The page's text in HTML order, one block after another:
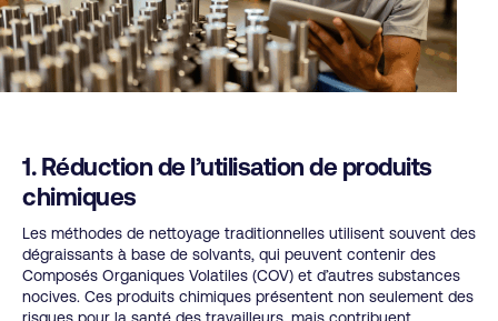
1. Réduction de l’utilisation de produits
chimiques
Les méthodes de nettoyage traditionnelles utilisent souvent des
dégraissants à base de solvants, qui peuvent contenir des
Composés Organiques Volatiles (COV) et d’autres substances
nocives. Ces produits chimiques présentent non seulement des
risques pour la santé des travailleurs, mais contribuent